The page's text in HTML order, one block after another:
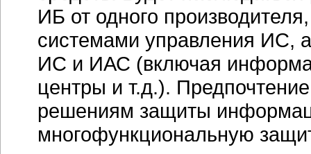
ИБ от одного
системами управления ИС,
ИС и ИАС (включая
центры и т.д.).
решениям защиты
многофункциональную